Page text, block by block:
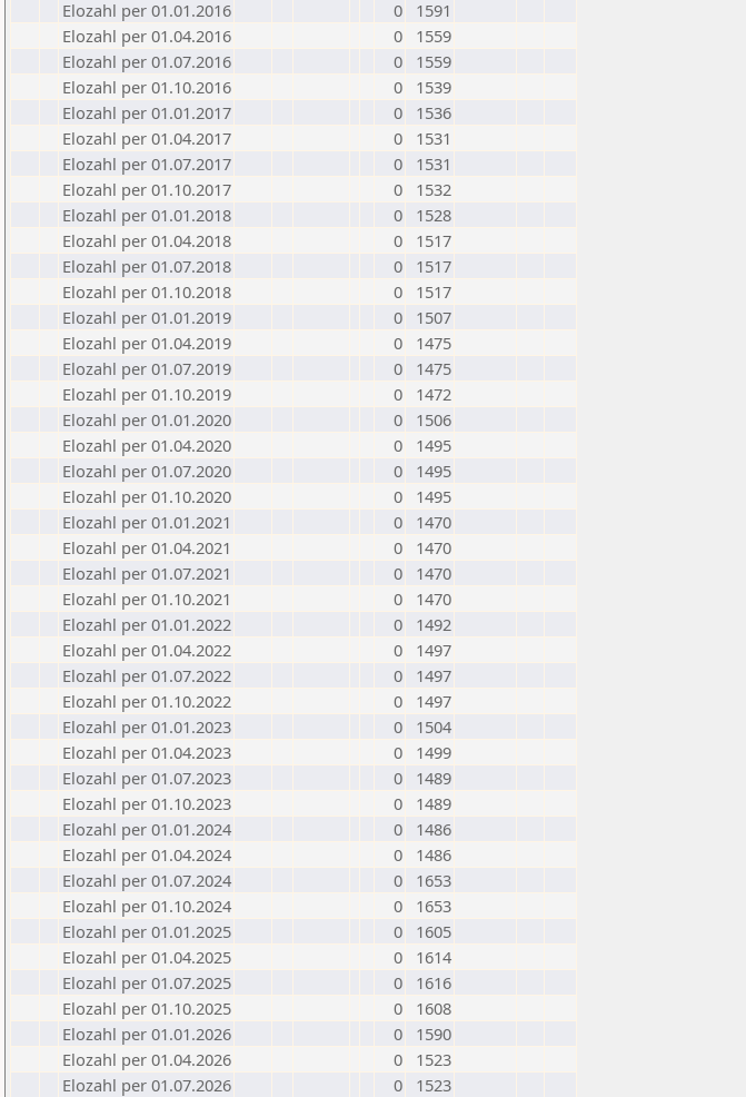
Elozahl per 01.01.2016
0
1591
Elozahl per 01.04.2016
0
1559
Elozahl per 01.07.2016
0
1559
Elozahl per 01.10.2016
0
1539
Elozahl per 01.01.2017
0
1536
Elozahl per 01.04.2017
0
1531
Elozahl per 01.07.2017
0
1531
Elozahl per 01.10.2017
0
1532
Elozahl per 01.01.2018
0
1528
Elozahl per 01.04.2018
0
1517
Elozahl per 01.07.2018
0
1517
Elozahl per 01.10.2018
0
1517
Elozahl per 01.01.2019
0
1507
Elozahl per 01.04.2019
0
1475
Elozahl per 01.07.2019
0
1475
Elozahl per 01.10.2019
0
1472
Elozahl per 01.01.2020
0
1506
Elozahl per 01.04.2020
0
1495
Elozahl per 01.07.2020
0
1495
Elozahl per 01.10.2020
0
1495
Elozahl per 01.01.2021
0
1470
Elozahl per 01.04.2021
0
1470
Elozahl per 01.07.2021
0
1470
Elozahl per 01.10.2021
0
1470
Elozahl per 01.01.2022
0
1492
Elozahl per 01.04.2022
0
1497
Elozahl per 01.07.2022
0
1497
Elozahl per 01.10.2022
0
1497
Elozahl per 01.01.2023
0
1504
Elozahl per 01.04.2023
0
1499
Elozahl per 01.07.2023
0
1489
Elozahl per 01.10.2023
0
1489
Elozahl per 01.01.2024
0
1486
Elozahl per 01.04.2024
0
1486
Elozahl per 01.07.2024
0
1653
Elozahl per 01.10.2024
0
1653
Elozahl per 01.01.2025
0
1605
Elozahl per 01.04.2025
0
1614
Elozahl per 01.07.2025
0
1616
Elozahl per 01.10.2025
0
1608
Elozahl per 01.01.2026
0
1590
Elozahl per 01.04.2026
0
1523
Elozahl per 01.07.2026
0 1523